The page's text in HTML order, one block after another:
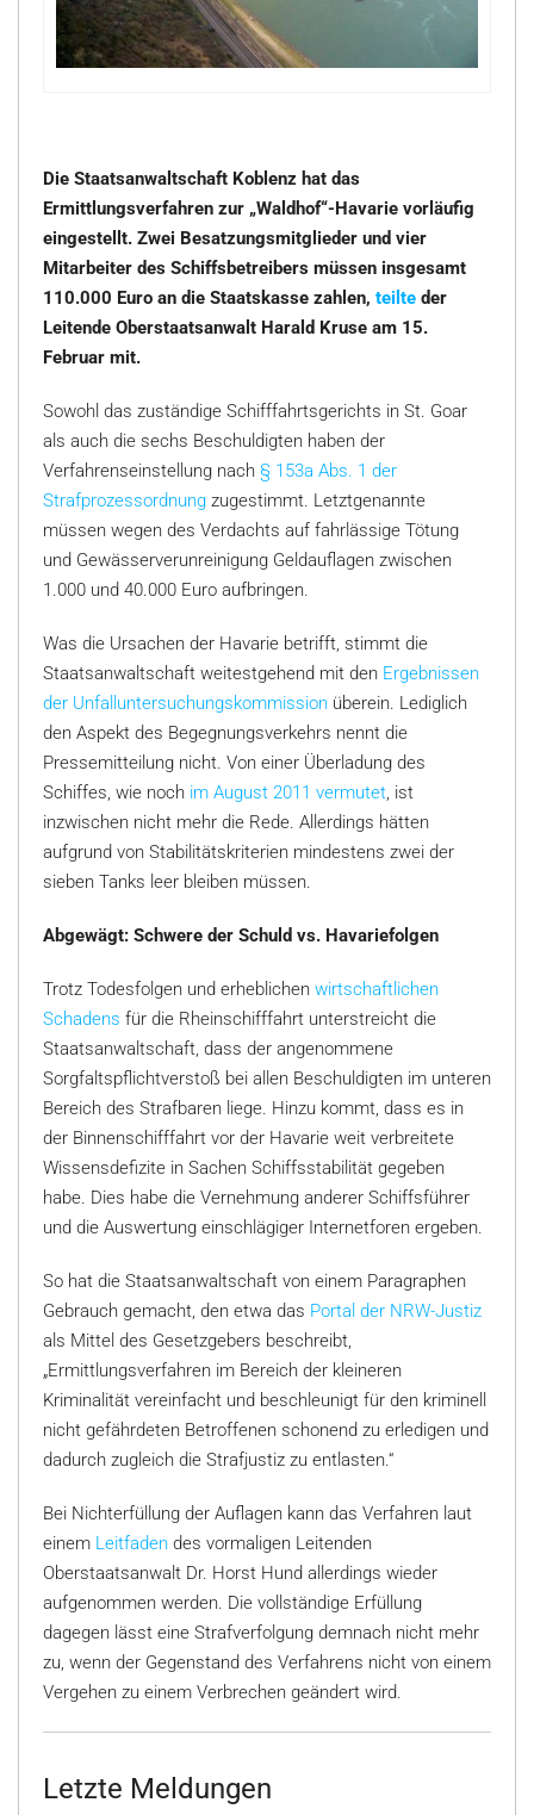
Die Staatsanwaltschaft Koblenz hat das
Ermittlungsverfahren zur „Waldhof“-Havarie vorläufig
eingestellt. Zwei Besatzungsmitglieder und vier
Mitarbeiter des Schiffsbetreibers müssen insgesamt
110.000 Euro an die Staatskasse zahlen, teilte der
Leitende Oberstaatsanwalt Harald Kruse am 15.
Februar mit.
Sowohl das zuständige Schifffahrtsgerichts in St. Goar
als auch die sechs Beschuldigten haben der
Verfahrenseinstellung nach § 153a Abs. 1 der
Strafprozessordnung zugestimmt. Letztgenannte
müssen wegen des Verdachts auf fahrlässige Tötung
und Gewässerverunreinigung Geldauflagen zwischen
1.000 und 40.000 Euro aufbringen.
Was die Ursachen der Havarie betrifft, stimmt die
Staatsanwaltschaft weitestgehend mit den Ergebnissen
der Unfalluntersuchungskommission überein. Lediglich
den Aspekt des Begegnungsverkehrs nennt die
Pressemitteilung nicht. Von einer Überladung des
Schiffes, wie noch im August 2011 vermutet , ist
inzwischen nicht mehr die Rede. Allerdings hätten
aufgrund von Stabilitätskriterien mindestens zwei der
sieben Tanks leer bleiben müssen.
Abgewägt: Schwere der Schuld vs. Havariefolgen
Trotz Todesfolgen und erheblichen wirtschaftlichen
Schadens für die Rheinschifffahrt unterstreicht die
Staatsanwaltschaft, dass der angenommene
Sorgfaltspflichtverstoß bei allen Beschuldigten im unteren
Bereich des Strafbaren liege. Hinzu kommt, dass es in
der Binnenschifffahrt vor der Havarie weit verbreitete
Wissensdefizite in Sachen Schiffsstabilität gegeben
habe. Dies habe die Vernehmung anderer Schiffsführer
und die Auswertung einschlägiger Internetforen ergeben.
So hat die Staatsanwaltschaft von einem Paragraphen
Gebrauch gemacht, den etwa das Portal der NRW-Justiz
als Mittel des Gesetzgebers beschreibt,
„Ermittlungsverfahren im Bereich der kleineren
Kriminalität vereinfacht und beschleunigt für den kriminell
nicht gefährdeten Betroffenen schonend zu erledigen und
dadurch zugleich die Strafjustiz zu entlasten.“
Bei Nichterfüllung der Auflagen kann das Verfahren laut
einem Leitfaden des vormaligen Leitenden
Oberstaatsanwalt Dr. Horst Hund allerdings wieder
aufgenommen werden. Die vollständige Erfüllung
dagegen lässt eine Strafverfolgung demnach nicht mehr
zu, wenn der Gegenstand des Verfahrens nicht von einem
Vergehen zu einem Verbrechen geändert wird.
Letzte Meldungen